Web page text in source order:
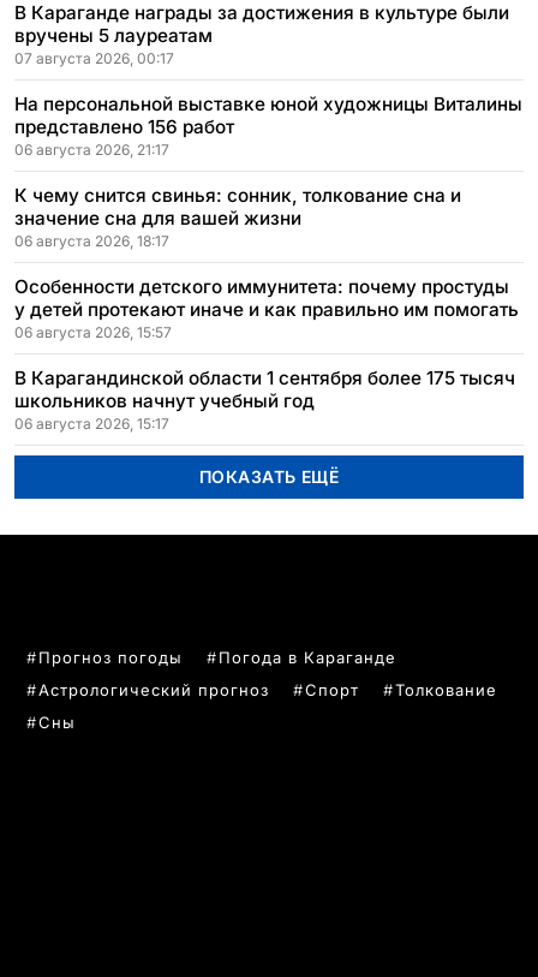
В Караганде награды за достижения в культуре были
вручены 5 лауреатам
07 августа 2026, 00:17
На персональной выставке юной художницы Виталины
представлено 156 работ
06 августа 2026, 21:17
К чему снится свинья: сонник, толкование сна и
значение сна для вашей жизни
06 августа 2026, 18:17
Особенности детского иммунитета: почему простуды
у детей протекают иначе и как правильно им помогать
06 августа 2026, 15:57
В Карагандинской области 1 сентября более 175 тысяч
школьников начнут учебный год
06 августа 2026, 15:17
ПОКАЗАТЬ ЕЩЁ
Прогноз погоды
Погода в Караганде
Астрологический прогноз
Спорт
Толкование
Сны